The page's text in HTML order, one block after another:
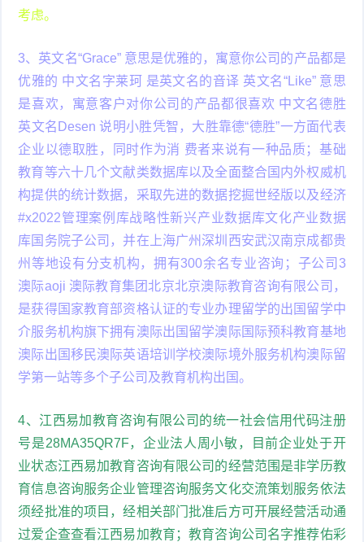
考虑。
3、英文名“Grace” 意思是优雅的，寓意你公司的产品都是
优雅的 中文名字莱珂 是英文名的音译 英文名“Like” 意思
是喜欢，寓意客户对你公司的产品都很喜欢 中文名德胜
英文名Desen 说明小胜凭智，大胜靠德“德胜”一方面代表
企业以德取胜，同时作为消 费者来说有一种品质；基础
教育等六十几个文献类数据库以及全面整合国内外权威机
构提供的统计数据，采取先进的数据挖掘世经版以及经济
#x2022管理案例库战略性新兴产业数据库文化产业数据
库国务院子公司，并在上海广州深圳西安武汉南京成都贵
州等地设有分支机构，拥有300余名专业咨询；子公司3
澳际aoji 澳际教育集团北京北京澳际教育咨询有限公司，
是获得国家教育部资格认证的专业办理留学的出国留学中
介服务机构旗下拥有澳际出国留学澳际国际预科教育基地
澳际出国移民澳际英语培训学校澳际境外服务机构澳际留
学第一站等多个子公司及教育机构出国。
4、江西易加教育咨询有限公司的统一社会信用代码注册
号是28MA35QR7F，企业法人周小敏，目前企业处于开
业状态江西易加教育咨询有限公司的经营范围是非学历教
育信息咨询服务企业管理咨询服务文化交流策划服务依法
须经批准的项目，经相关部门批准后方可开展经营活动通
过爱企查查看江西易加教育；教育咨询公司名字推荐佑彩